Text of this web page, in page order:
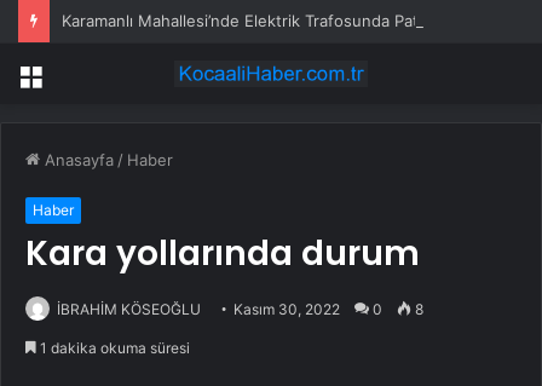
Menü
Anasayfa / Haber
Haber
Kara yollarında durum
İBRAHİM KÖSEOĞLU Kasım 30, 2022 0 8
1 dakika okuma süresi